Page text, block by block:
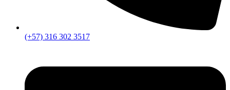
(+57) 316 302 3517